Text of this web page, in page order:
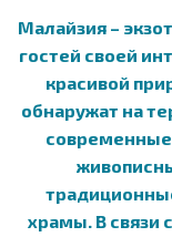
Малайзия –
гостей своей
красивой
обнаружат на
современные
храмы. В связи